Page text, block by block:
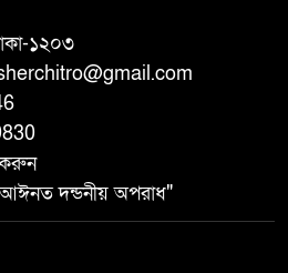
১২০৩
করুন
আঈনত দন্ডনীয় অপরাধ"